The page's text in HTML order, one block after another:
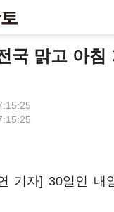
국 맑고 아침
기자] 30일인 내